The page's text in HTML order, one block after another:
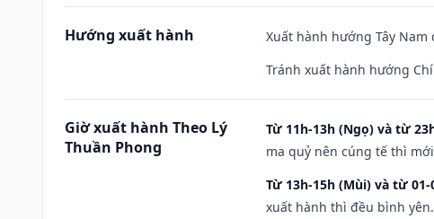
Hướng xuất hành
Xuất hành hướng Tây
Tránh xuất hành hướng
Giờ xuất hành Theo Lý
Thuần Phong
Từ 11h-13h (Ngọ) và từ
ma quỷ nên cúng tế thì
Từ 13h-15h (Mùi) và từ 01-
xuất hành thì đều bình yên.